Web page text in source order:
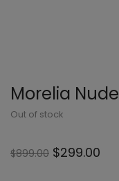
Morelia Nude
Out of stock
$899.00 $299.00